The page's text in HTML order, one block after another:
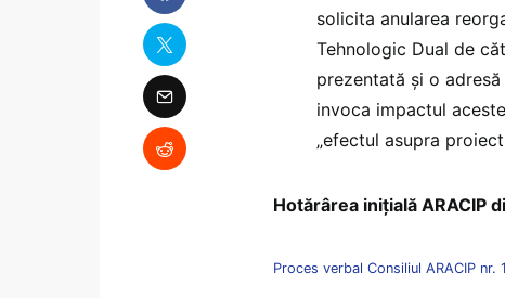
solicita anularea
Tehnologic Dual de
prezentată și o
invoca impactul
„efectul asupra
Hotărârea inițială ARACIP
Proces verbal Consiliul ARACIP nr.